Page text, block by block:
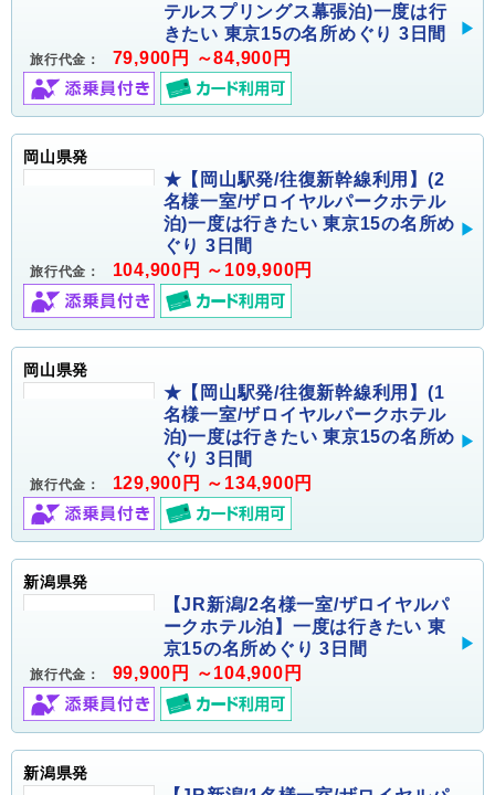
テルスプリングス幕張泊)一度は行
きたい 東京15の名所めぐり 3日間
旅行代金： 79,900円 ～84,900円
岡山県発
★【岡山駅発/往復新幹線利用】(2
名様一室/ザロイヤルパークホテル
泊)一度は行きたい 東京15の名所め
ぐり 3日間
旅行代金： 104,900円 ～109,900円
岡山県発
★【岡山駅発/往復新幹線利用】(1
名様一室/ザロイヤルパークホテル
泊)一度は行きたい 東京15の名所め
ぐり 3日間
旅行代金： 129,900円 ～134,900円
新潟県発
【JR新潟/2名様一室/ザロイヤルパ
ークホテル泊】一度は行きたい 東
京15の名所めぐり 3日間
旅行代金： 99,900円 ～104,900円
新潟県発